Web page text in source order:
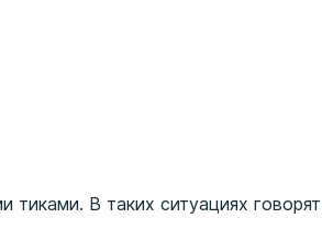
тиками. В таких ситуациях